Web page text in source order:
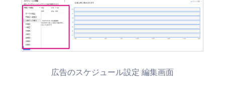
広告のスケジュール設定 編集画面